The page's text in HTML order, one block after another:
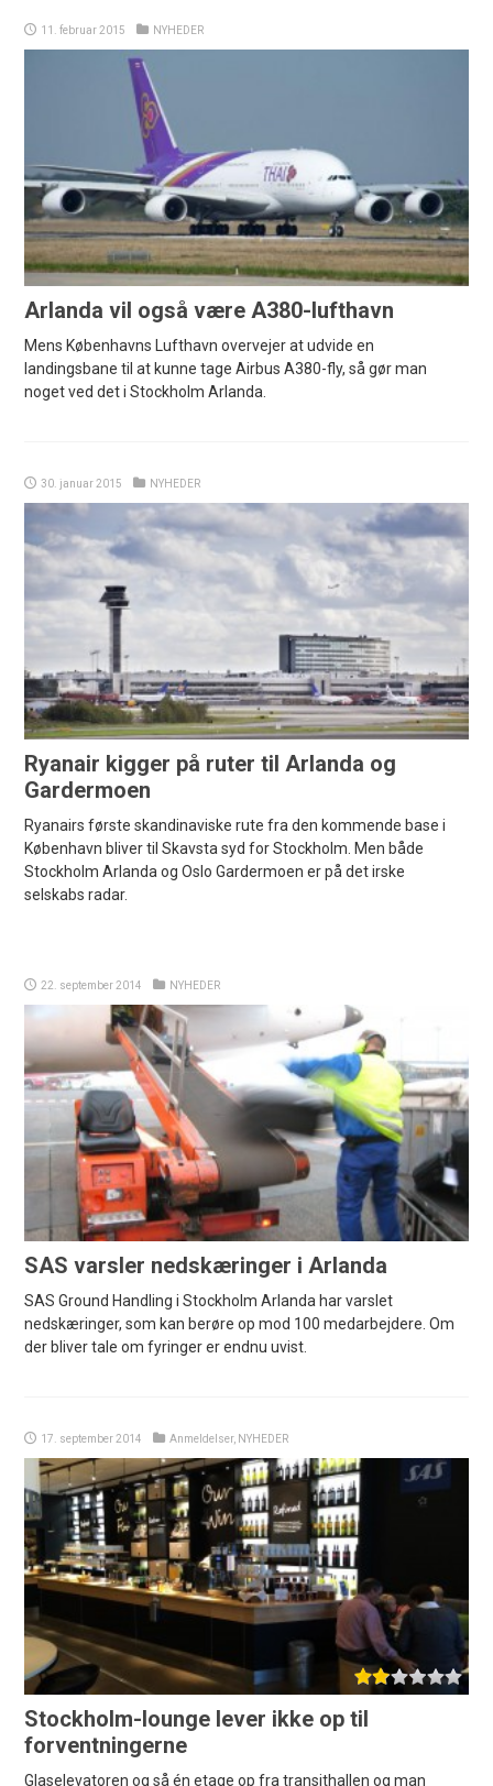
11. februar 2015 NYHEDER
Arlanda vil også være A380-lufthavn
Mens Københavns Lufthavn overvejer at udvide en
landingsbane til at kunne tage Airbus A380-fly, så gør man
noget ved det i Stockholm Arlanda.
30. januar 2015 NYHEDER
Ryanair kigger på ruter til Arlanda og
Gardermoen
Ryanairs første skandinaviske rute fra den kommende base i
København bliver til Skavsta syd for Stockholm. Men både
Stockholm Arlanda og Oslo Gardermoen er på det irske
selskabs radar.
22. september 2014 NYHEDER
SAS varsler nedskæringer i Arlanda
SAS Ground Handling i Stockholm Arlanda har varslet
nedskæringer, som kan berøre op mod 100 medarbejdere. Om
der bliver tale om fyringer er endnu uvist.
17. september 2014 Anmeldelser, NYHEDER
Stockholm-lounge lever ikke op til
forventningerne
Glaselevatoren og så én etage op fra transithallen og man